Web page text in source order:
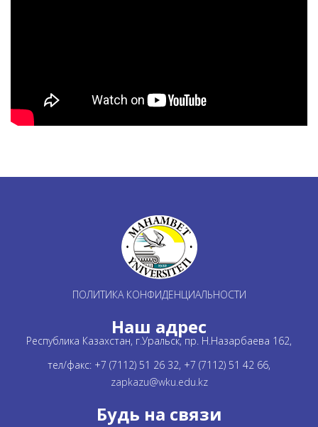
ПОЛИТИКА КОНФИДЕНЦИАЛЬНОСТИ
Наш адрес
Республика Казахстан, г.Уральск, пр. Н.Назарбаева 162,
тел/факс: +7 (7112) 51 26 32, +7 (7112) 51 42 66,
zapkazu@wku.edu.kz
Будь на связи